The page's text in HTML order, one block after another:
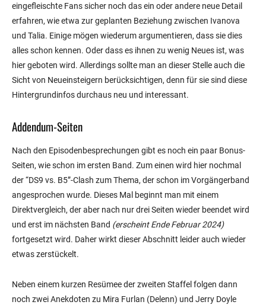
eingefleischte Fans sicher noch das ein oder andere neue Detail
erfahren, wie etwa zur geplanten Beziehung zwischen Ivanova
und Talia. Einige mögen wiederum argumentieren, dass sie dies
alles schon kennen. Oder dass es ihnen zu wenig Neues ist, was
hier geboten wird. Allerdings sollte man an dieser Stelle auch die
Sicht von Neueinsteigern berücksichtigen, denn für sie sind diese
Hintergrundinfos durchaus neu und interessant.
Addendum-Seiten
Nach den Episodenbesprechungen gibt es noch ein paar Bonus-
Seiten, wie schon im ersten Band. Zum einen wird hier nochmal
der “DS9 vs. B5”-Clash zum Thema, der schon im Vorgängerband
angesprochen wurde. Dieses Mal beginnt man mit einem
Direktvergleich, der aber nach nur drei Seiten wieder beendet wird
und erst im nächsten Band (erscheint Ende Februar 2024)
fortgesetzt wird. Daher wirkt dieser Abschnitt leider auch wieder
etwas zerstückelt.
Neben einem kurzen Resümee der zweiten Staffel folgen dann
noch zwei Anekdoten zu Mira Furlan (Delenn) und Jerry Doyle